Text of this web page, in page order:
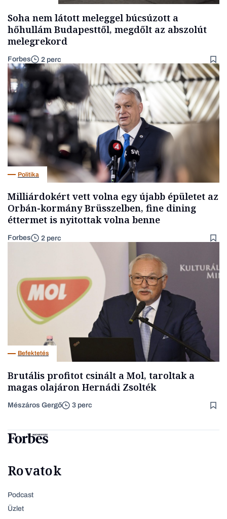
Soha nem látott meleggel búcsúzott a
hőhullám Budapesttől, megdőlt az abszolút
melegrekord
Forbes 2 perc
Politika
Milliárdokért vett volna egy újabb épületet az
Orbán-kormány Brüsszelben, fine dining
éttermet is nyitottak volna benne
Forbes 2 perc
Befektetés
Brutális profitot csinált a Mol, taroltak a
magas olajáron Hernádi Zsolték
Mészáros Gergő 3 perc
Rovatok
Podcast
Üzlet